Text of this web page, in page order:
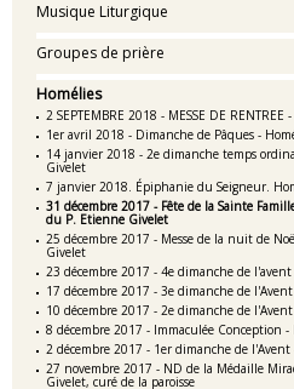
Musique Liturgique
Groupes de prière
Homélies
2 SEPTEMBRE 2018 - MESSE DE
1er avril 2018 - Dimanche de Pâques -
14 janvier 2018 - 2e dimanche temps
Givelet
7 janvier 2018. Épiphanie du Seigneur.
31 décembre 2017 - Fête de la Sainte
du P. Etienne Givelet
25 décembre 2017 - Messe de la nuit de
Givelet
23 décembre 2017 - 4e dimanche de
17 décembre 2017 - 3e dimanche de
10 décembre 2017 - 2e dimanche de
8 décembre 2017 - Immaculée Conception
2 décembre 2017 - 1er dimanche de
27 novembre 2017 - ND de la Médaille
Givelet, curé de la paroisse